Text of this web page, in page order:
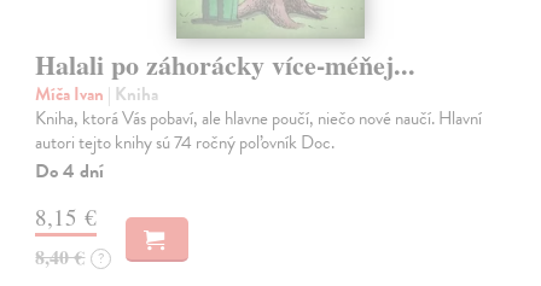
Halali po záhorácky více-méňej...
Míča Ivan | Kniha
Kniha, ktorá Vás pobaví, ale hlavne poučí, niečo nové naučí. Hlavní
autori tejto knihy sú 74 ročný poľovník Doc.
Do 4 dní
8,15 €
8,40 € ?